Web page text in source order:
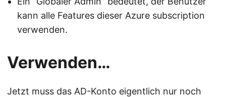
kann alle Features dieser Azure subscription
verwenden.
Verwenden…
Jetzt muss das AD-Konto eigentlich nur noch